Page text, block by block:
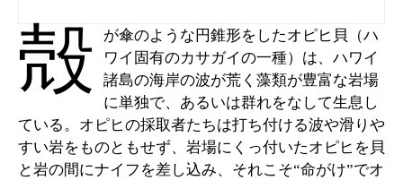
殻
が傘のような円錐形をしたオピヒ貝（ハ
ワイ固有のカサガイの一種）は、ハワイ
諸島の海岸の波が荒く藻類が豊富な岩場
に単独で、あるいは群れをなして生息し
ている。オピヒの採取者たちは打ち付ける波や滑りや
すい岩をものともせず、岩場にくっ付いたオピヒを貝
と岩の間にナイフを差し込み、それこそ“命がけ”でオ